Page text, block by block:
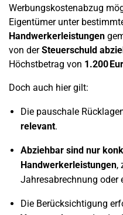
Werbungskostenabzug
Eigentümer unter
Handwerkerleistungen
von derSteuerschuld
Höchstbetrag von 1.200
Doch auch hier gilt:
Die pauschale
relevant.
Abziehbar sind nur
Handwerkerleistungen,
Jahresabrechnung oder
Die Berücksichtigung